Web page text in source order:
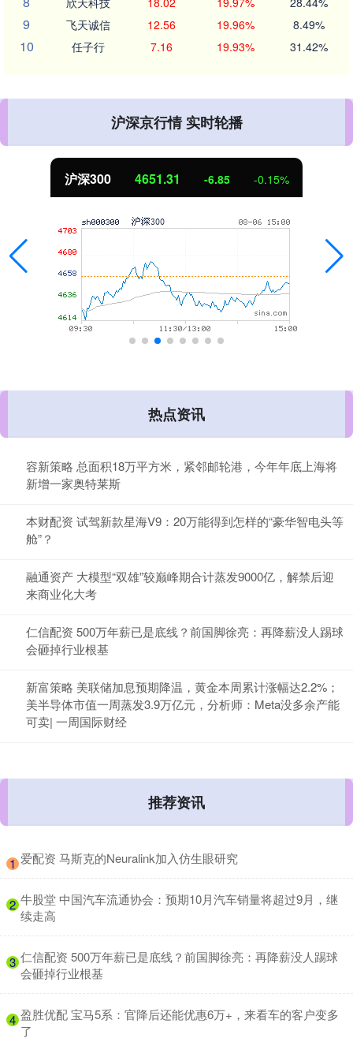
9 飞天诚信 12.56 19.96% 8.49%
10 任子行 7.16 19.93% 31.42%
沪深京行情 实时轮播
沪深300 4651.31 -6.85 -0.15%
热点资讯
容新策略 总面积18万平方米，紧邻邮轮港，今年年底上海将
新增一家奥特莱斯
本财配资 试驾新款星海V9：20万能得到怎样的“豪华智电头等
舱”？
融通资产 大模型“双雄”较巅峰期合计蒸发9000亿，解禁后迎
来商业化大考
仁信配资 500万年薪已是底线？前国脚徐亮：再降薪没人踢球
会砸掉行业根基
新富策略 美联储加息预期降温，黄金本周累计涨幅达2.2%；
美半导体市值一周蒸发3.9万亿元，分析师：Meta没多余产能
可卖| 一周国际财经
推荐资讯
1 ​爱配资 马斯克的Neuralink加入仿生眼研究
2 ​牛股堂 中国汽车流通协会：预期10月汽车销量将超过9月，继
续走高
3 ​仁信配资 500万年薪已是底线？前国脚徐亮：再降薪没人踢球
会砸掉行业根基
4 ​盈胜优配 宝马5系：官降后还能优惠6万+，来看车的客户变多
了